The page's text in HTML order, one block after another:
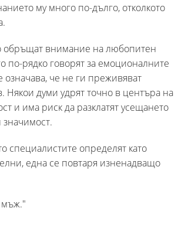
му много по-дълго, отколкото
обръщат внимание на любопитен
по-рядко говорят за емоционалните
означава, че не ги преживяват
Някои думи удрят точно в центъра на
и има риск да разклатят усещането
значимост.
специалистите определят като
една се повтаря изненадващо
мъж."